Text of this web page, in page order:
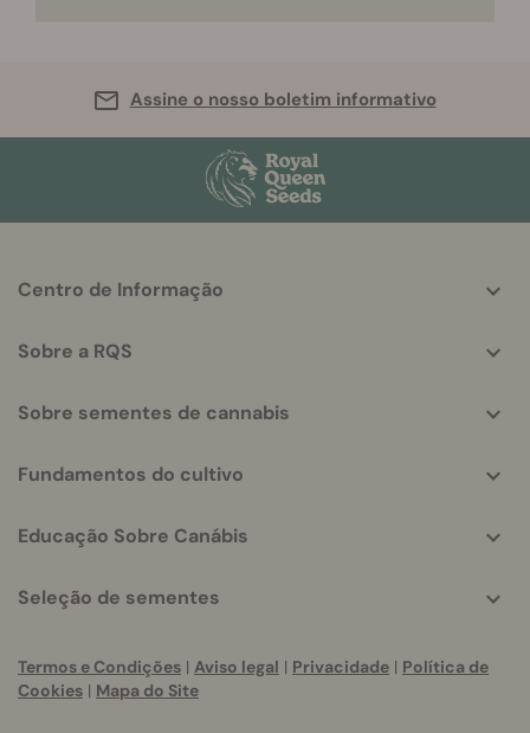
Assine o nosso boletim informativo
helpful
Centro de Informação
Sobre a RQS
Sobre sementes de cannabis
Fundamentos do cultivo
Educação Sobre Canábis
Seleção de sementes
Termos e Condições | Aviso legal | Privacidade | Política de
Cookies | Mapa do Site